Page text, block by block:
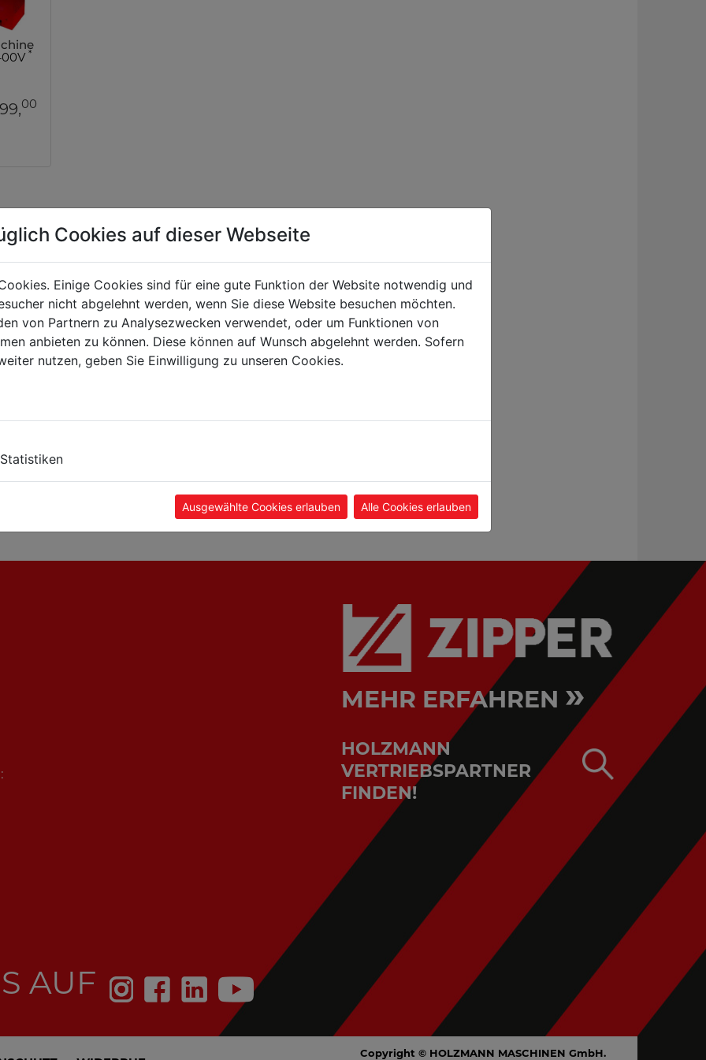
*
00
*
*
AUF
MEHR ERFAHREN »
HOLZMANN
VERTRIEBSPARTNER
FINDEN!
Copyright © HOLZMANN MASCHINEN GmbH.
Cookies auf dieser Webseite
Einige Cookies sind für eine gute Funktion der Website notwendig und
nicht abgelehnt werden, wenn Sie diese Website besuchen möchten.
von Partnern zu Analysezwecken verwendet, oder um Funktionen von
anbieten zu können. Diese können auf Wunsch abgelehnt werden. Sofern
nutzen, geben Sie Einwilligung zu unseren Cookies.
Statistiken
Ausgewählte Cookies erlauben Alle Cookies erlauben